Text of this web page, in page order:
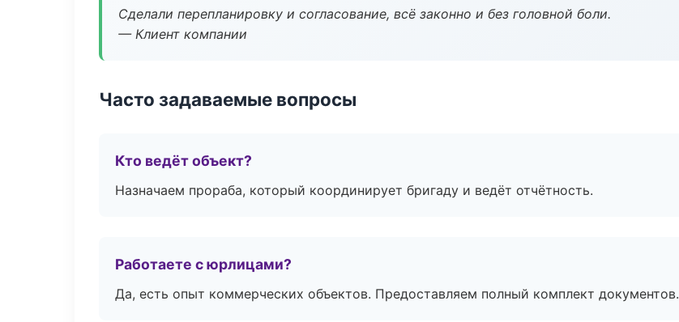
Сделали перепланировку и согласование, всё законно и без головной боли.
— Клиент компании
Часто задаваемые вопросы
Кто ведёт объект?
Назначаем прораба, который координирует бригаду и ведёт отчётность.
Работаете с юрлицами?
Да, есть опыт коммерческих объектов. Предоставляем полный комплект документов.